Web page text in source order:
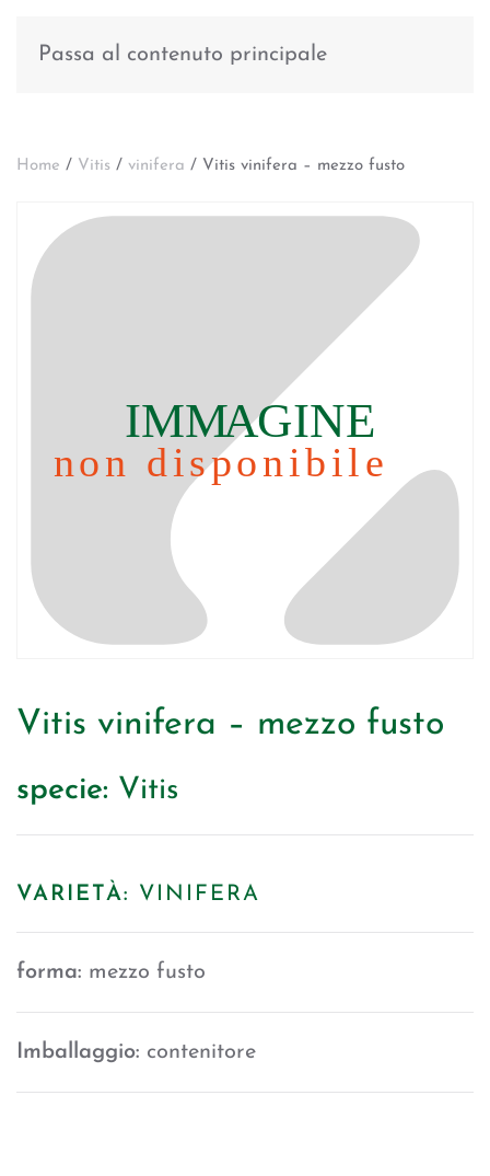
Passa al contenuto principale
Home / Vitis / vinifera / Vitis vinifera – mezzo fusto
Vitis vinifera – mezzo fusto
specie: Vitis
VARIETÀ: VINIFERA
forma: mezzo fusto
Imballaggio: contenitore